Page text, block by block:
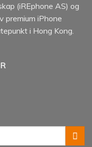
(iREphone AS) og
premium iPhone
i Hong Kong.